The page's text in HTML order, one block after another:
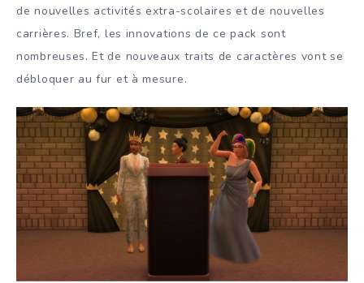
de nouvelles activités extra-scolaires et de nouvelles
carrières. Bref, les innovations de ce pack sont
nombreuses. Et de nouveaux traits de caractères vont se
débloquer au fur et à mesure.